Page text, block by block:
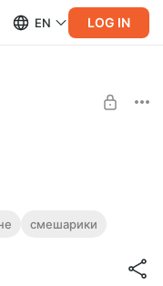
EN LOG IN
драконе
смешарики